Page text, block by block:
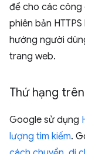
để cho các công
phiên bản
hướng người
trang web.
Thứ hạng
Google sử dụng
lượng tìm kiếm.